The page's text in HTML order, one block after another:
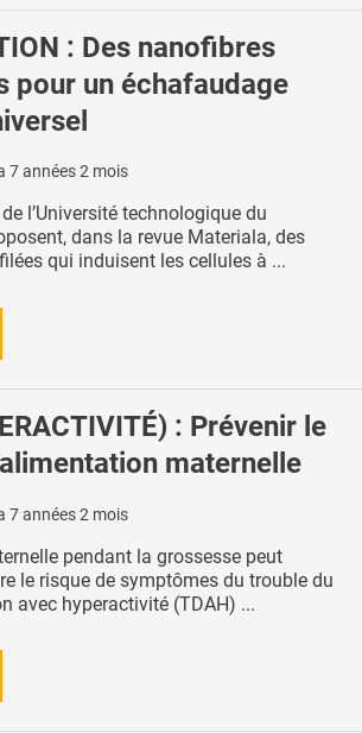
: Des nanofibres
pour un échafaudage
7 années 2 mois
l’Université technologique du
dans la revue Materiala, des
qui induisent les cellules à ...
: Prévenir le
maternelle
7 années 2 mois
pendant la grossesse peut
le risque de symptômes du trouble du
avec hyperactivité (TDAH) ...